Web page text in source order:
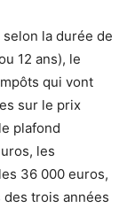
la durée de
12 ans), le
qui vont
sur le prix
plafond
les
36 000 euros,
trois années